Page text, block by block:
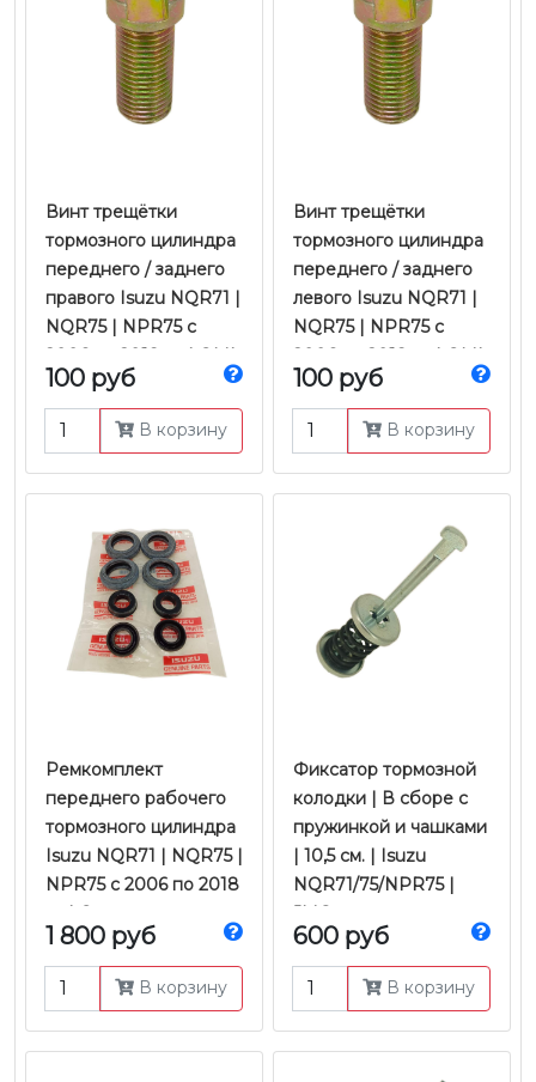
Винт трещётки
тормозного цилиндра
переднего / заднего
правого Isuzu NQR71 |
NQR75 | NPR75 с
2006 по 2018 гг. | QML
100 руб
В корзину
Винт трещётки
тормозного цилиндра
переднего / заднего
левого Isuzu NQR71 |
NQR75 | NPR75 с
2006 по 2018 гг. | QML
100 руб
В корзину
​​​​​​​Ремкомплект
переднего рабочего
тормозного цилиндра
Isuzu NQR71 | NQR75 |
NPR75 с 2006 по 2018
гг. | Оригинал
1 800 руб
В корзину
Фиксатор тормозной
колодки | В сборе с
пружинкой и чашками
| 10,5 см. | Isuzu
NQR71/75/NPR75 |
JMC
600 руб
В корзину